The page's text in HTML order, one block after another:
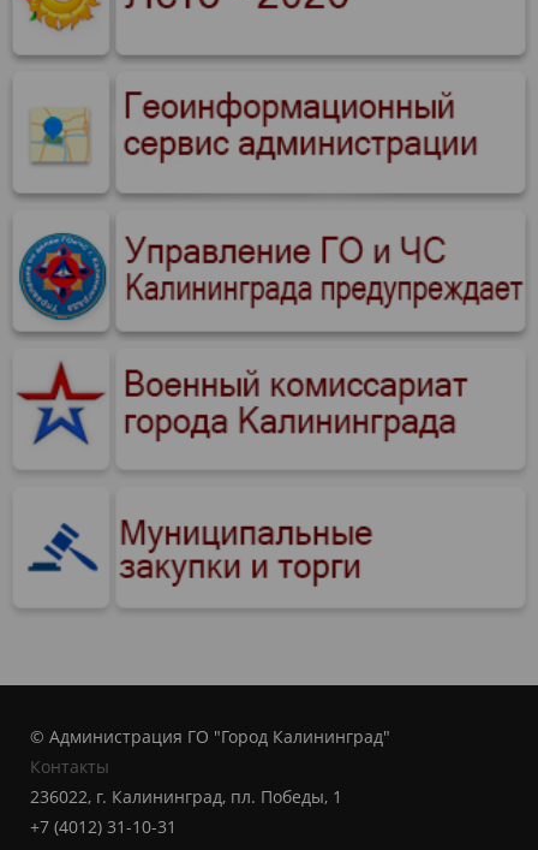
© Администрация ГО "Город Калининград"
Контакты
236022, г. Калининград, пл. Победы, 1
+7 (4012) 31-10-31